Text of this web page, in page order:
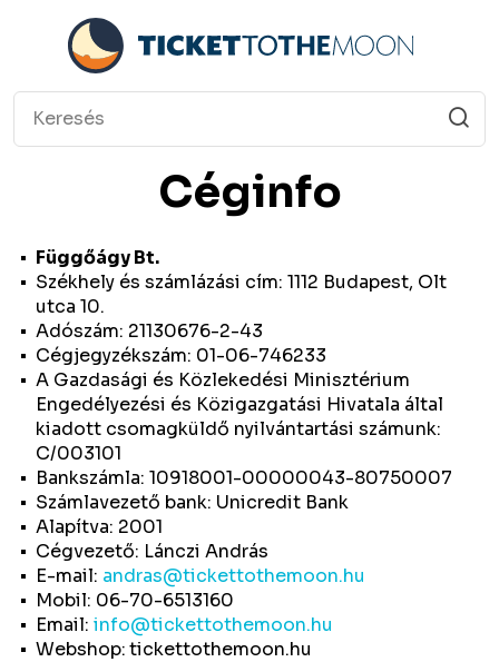
Céginfo
Függőágy Bt.
Székhely és számlázási cím: 1112 Budapest, Olt
utca 10.
Adószám: 21130676-2-43
Cégjegyzékszám: 01-06-746233
A Gazdasági és Közlekedési Minisztérium
Engedélyezési és Közigazgatási Hivatala által
kiadott csomagküldő nyilvántartási számunk:
C/003101
Bankszámla: 10918001-00000043-80750007
Számlavezető bank: Unicredit Bank
Alapítva: 2001
Cégvezető: Lánczi András
E-mail: andras@tickettothemoon.hu
Mobil: 06-70-6513160
Email: info@tickettothemoon.hu
Webshop:tickettothemoon.hu